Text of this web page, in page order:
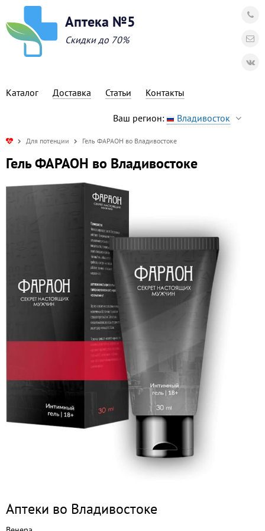
Аптека №5
Скидки до 70%
Каталог Доставка Статьи Контакты
Ваш регион: Владивосток
Для потенции Гель ФАРАОН во Владивостоке
Гель ФАРАОН во Владивостоке
Аптеки во Владивостоке